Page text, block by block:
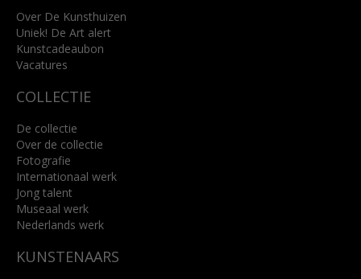
info@kunsthuisbreda.nl
Lees meer
Over De Kunsthuizen
Uniek! De Art alert
Kunstcadeaubon
Vacatures
COLLECTIE
De collectie
Over de collectie
Fotografie
Internationaal werk
Jong talent
Museaal werk
Nederlands werk
KUNSTENAARS